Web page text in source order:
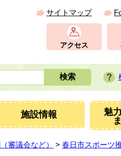
サイトマップ
アクセス
施設情報
魅
審議会など） > 春日市スポーツ